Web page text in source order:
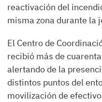
reactivación del
misma zona durante la
El Centro de
recibió más de
alertando de la
distintos puntos del
movilización de